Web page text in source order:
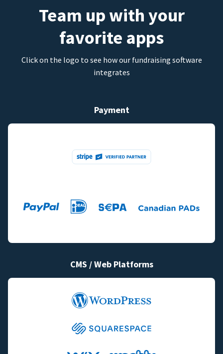
Team up with your
favorite apps
Click on the logo to see how our fundraising software
integrates
Payment
CMS / Web Platforms